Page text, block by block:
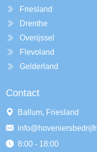
Friesland
Drenthe
Overijssel
Flevoland
Gelderland
Contact
Ballum, Friesland
8:00 - 18:00